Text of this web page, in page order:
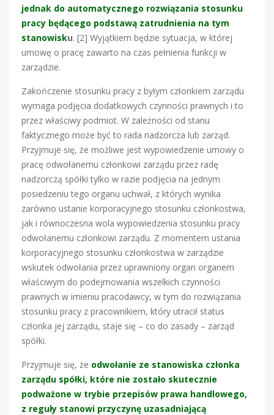
jednak do automatycznego rozwiązania stosunku
pracy będącego podstawą zatrudnienia na tym
stanowisku. [2] Wyjątkiem będzie sytuacja, w której
umowę o pracę zawarto na czas pełnienia funkcji w
zarządzie.
Zakończenie stosunku pracy z byłym członkiem zarządu
wymaga podjęcia dodatkowych czynności prawnych i to
przez właściwy podmiot. W zależności od stanu
faktycznego może być to rada nadzorcza lub zarząd.
Przyjmuje się, że możliwe jest wypowiedzenie umowy o
pracę odwołanemu członkowi zarządu przez radę
nadzorczą spółki tylko w razie podjęcia na jednym
posiedzeniu tego organu uchwał, z których wynika
zarówno ustanie korporacyjnego stosunku członkostwa,
jak i równoczesna wola wypowiedzenia stosunku pracy
odwołanemu członkowi zarządu. Z momentem ustania
korporacyjnego stosunku członkostwa w zarządzie
wskutek odwołania przez uprawniony organ organem
właściwym do podejmowania wszelkich czynności
prawnych w imieniu pracodawcy, w tym do rozwiązania
stosunku pracy z pracownikiem, który utracił status
członka jej zarządu, staje się – co do zasady – zarząd
spółki.
Przyjmuje się, że odwołanie ze stanowiska członka
zarządu spółki, które nie zostało skutecznie
podważone w trybie przepisów prawa handlowego,
z reguły stanowi przyczynę uzasadniającą